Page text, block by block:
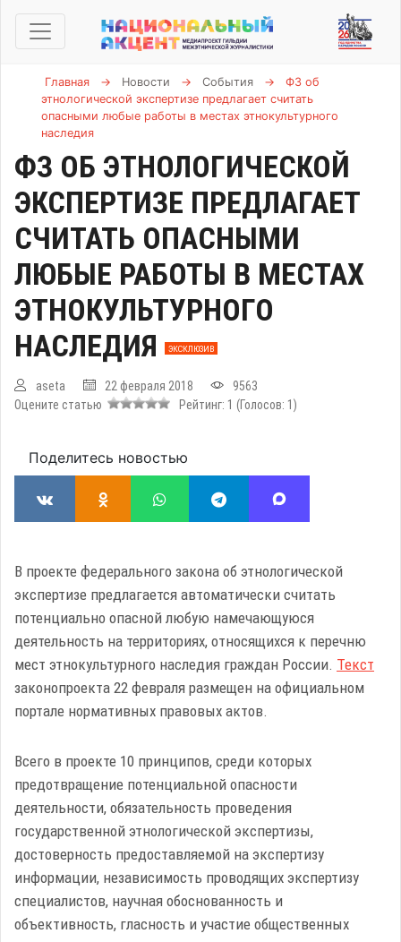
Главная → Новости → События →
ФЗ об
этнологической экспертизе предлагает считать
опасными любые работы в местах этнокультурного
наследия
ФЗ ОБ ЭТНОЛОГИЧЕСКОЙ
ЭКСПЕРТИЗЕ ПРЕДЛАГАЕТ
СЧИТАТЬ ОПАСНЫМИ
ЛЮБЫЕ РАБОТЫ В МЕСТАХ
ЭТНОКУЛЬТУРНОГО
НАСЛЕДИЯ
ЭКСКЛЮЗИВ
aseta 22 февраля 2018
9563
Оцените статью
Рейтинг: 1 (Голосов: 1 )
Поделитесь новостью
В проекте федерального закона об этнологической
экспертизе предлагается автоматически считать
потенциально опасной любую намечающуюся
деятельность на территориях, относящихся к перечню
мест этнокультурного наследия граждан России. Текст
законопроекта 22 февраля размещен на официальном
портале нормативных правовых актов.
Всего в проекте 10 принципов, среди которых
предотвращение потенциальной опасности
деятельности, обязательность проведения
государственной этнологической экспертизы,
достоверность предоставляемой на экспертизу
информации, независимость проводящих экспертизу
специалистов, научная обоснованность и
объективность, гласность и участие общественных